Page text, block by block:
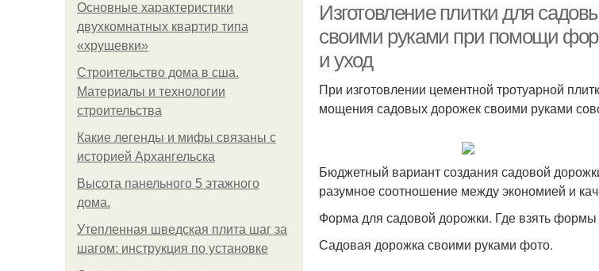
Основные характеристики
двухкомнатных квартир типа
«хрущевки»
Строительство дома в сша.
Материалы и технологии
строительства
Какие легенды и мифы связаны с
историей Архангельска
Высота панельного 5 этажного
дома.
Утепленная шведская плита шаг за
шагом: инструкция по установке
Изготовление плитки для
своими руками при помощи
и уход
При изготовлении цементной тротуарной
мощения садовых дорожек своими руками
Бюджетный вариант создания садовой
разумное соотношение между экономией и
Форма для садовой дорожки. Где взять формы
Садовая дорожка своими руками фото.